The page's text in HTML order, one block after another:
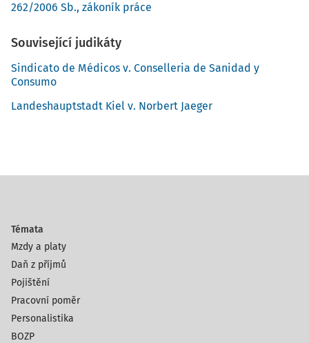
262/2006 Sb., zákoník práce
Související judikáty
Sindicato de Médicos v. Conselleria de Sanidad y
Consumo
Landeshauptstadt Kiel v. Norbert Jaeger
Témata
Mzdy a platy
Daň z příjmů
Pojištění
Pracovní poměr
Personalistika
BOZP